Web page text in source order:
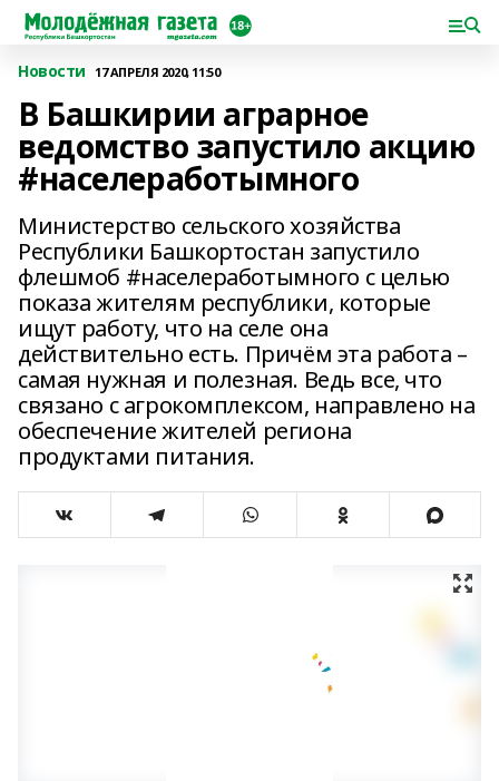
Новости 17 АПРЕЛЯ 2020, 11:50
В Башкирии аграрное
ведомство запустило акцию
#населеработымного
Министерство сельского хозяйства
Республики Башкортостан запустило
флешмоб #населеработымного с целью
показа жителям республики, которые
ищут работу, что на селе она
действительно есть. Причём эта работа –
самая нужная и полезная. Ведь все, что
связано с агрокомплексом, направлено на
обеспечение жителей региона
продуктами питания.